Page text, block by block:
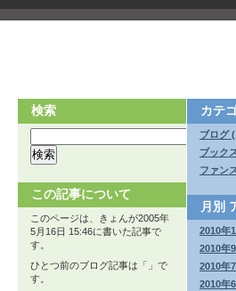
カテ
ブログ
ブック
ファン
月別
2010年
2010年
2010年
2010年
検索
この記事について
このページは、きょんが2005年
5月16日 15:46に書いた記事で
す。
ひとつ前のブログ記事は「
」で
す。